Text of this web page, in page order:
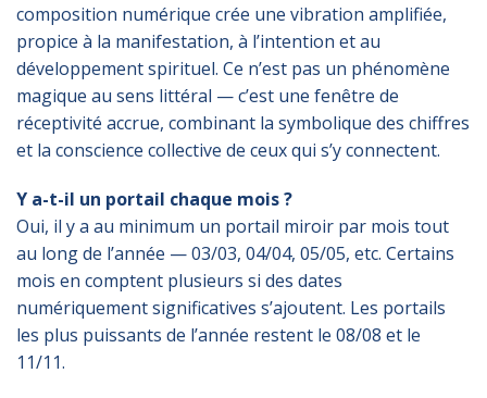
composition numérique crée une vibration amplifiée,
propice à la manifestation, à l’intention et au
développement spirituel. Ce n’est pas un phénomène
magique au sens littéral — c’est une fenêtre de
réceptivité accrue, combinant la symbolique des chiffres
et la conscience collective de ceux qui s’y connectent.
Y a-t-il un portail chaque mois ?
Oui, il y a au minimum un portail miroir par mois tout
au long de l’année — 03/03, 04/04, 05/05, etc. Certains
mois en comptent plusieurs si des dates
numériquement significatives s’ajoutent. Les portails
les plus puissants de l’année restent le 08/08 et le
11/11.